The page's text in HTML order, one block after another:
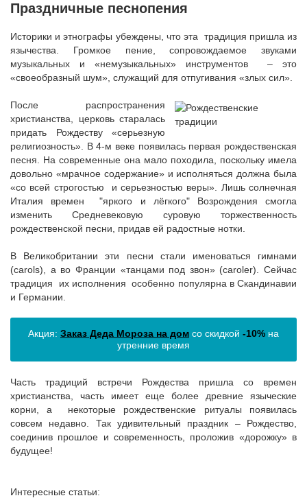
Праздничные песнопения
Историки и этнографы убеждены, что эта традиция пришла из
язычества. Громкое пение, сопровождаемое звуками
музыкальных и «немузыкальных» инструментов – это
«своеобразный шум», служащий для отпугивания «злых сил».
После распространения
христианства, церковь старалась
придать Рождеству «серьезную
религиозность». В 4-м веке появилась первая рождественская
песня. На современные она мало походила, поскольку имела
довольно «мрачное содержание» и исполняться должна была
«со всей строгостью и серьезностью веры». Лишь солнечная
Италия времен "яркого и лёгкого" Возрождения смогла
изменить Средневековую суровую торжественность
рождественской песни, придав ей радостные нотки.
В Великобритании эти песни стали именоваться гимнами
(carols), а во Франции «танцами под звон» (caroler). Сейчас
традиция их исполнения особенно популярна в Скандинавии
и Германии.
Акция: Заказ Деда Мороза на дом со скидкой -10% на
утренние время
Часть традиций встречи Рождества пришла со времен
христианства, часть имеет еще более древние языческие
корни, а некоторые рождественские ритуалы появилась
совсем недавно. Так удивительный праздник – Рождество,
соединив прошлое и современность, проложив «дорожку» в
будущее!
Интересные статьи: